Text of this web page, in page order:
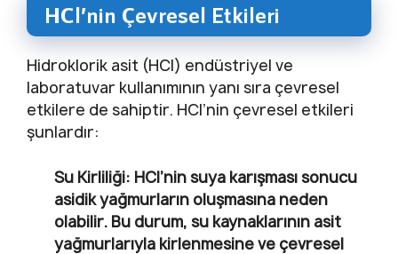
HCl’nin Çevresel Etkileri
Hidroklorik asit (HCl) endüstriyel ve
laboratuvar kullanımının yanı sıra çevresel
etkilere de sahiptir. HCl’nin çevresel etkileri
şunlardır:
Su Kirliliği: HCl’nin suya karışması sonucu
asidik yağmurların oluşmasına neden
olabilir. Bu durum, su kaynaklarının asit
yağmurlarıyla kirlenmesine ve çevresel